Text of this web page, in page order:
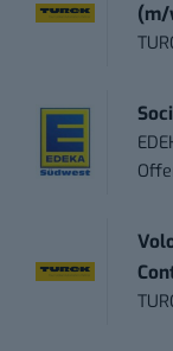
(m/